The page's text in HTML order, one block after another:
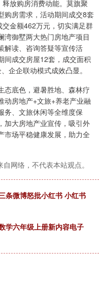
放购房消费动能。莫旗聚
购房需求，活动期间成交8套
金额462万元，切实满足群
湾御墅两大热门房地产项目
解读、咨询答疑等宣传活
间成交房屋12套，成交面积
企企联动模式成效凸显。
态底色，避暑胜地、森林疗
动房地产+文旅+养老产业融
务、文旅休闲等全维度保
加大房地产业宣传，吸引外
市场平稳健康发展，助力全
网络，不代表本站观点。
条微博怒批小红书 小红书
学六年级上册新内容电子